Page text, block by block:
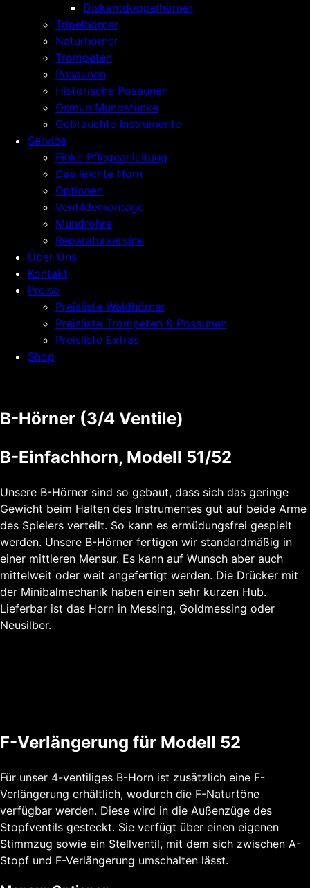
Diskantdoppelhörner
Tripelhörner
Naturhörner
Trompeten
Posaunen
Historische Posaunen
Osmun Mundstücke
Gebrauchte Instrumente
Service
Finke Pflegeanleitung
Das leichte Horn
Optionen
Ventildemontage
Mundrohre
Reparaturservice
Über Uns
Kontakt
Preise
Preisliste Waldhörner
Preisliste Trompeten & Posaunen
Preisliste Extras
Shop
B-Hörner (3/4 Ventile)
B-Einfachhorn, Modell 51/52
Unsere B-Hörner sind so gebaut, dass sich das geringe
Gewicht beim Halten des Instrumentes gut auf beide Arme
des Spielers verteilt. So kann es ermüdungsfrei gespielt
werden. Unsere B-Hörner fertigen wir standardmäßig in
einer mittleren Mensur. Es kann auf Wunsch aber auch
mittelweit oder weit angefertigt werden. Die Drücker mit
der Minibalmechanik haben einen sehr kurzen Hub.
Lieferbar ist das Horn in Messing, Goldmessing oder
Neusilber.
F-Verlängerung für Modell 52
Für unser 4-ventiliges B-Horn ist zusätzlich eine F-
Verlängerung erhältlich, wodurch die F-Naturtöne
verfügbar werden. Diese wird in die Außenzüge des
Stopfventils gesteckt. Sie verfügt über einen eigenen
Stimmzug sowie ein Stellventil, mit dem sich zwischen A-
Stopf und F-Verlängerung umschalten lässt.